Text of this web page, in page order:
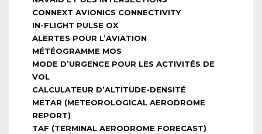
CONNEXT AVIONICS CONNECTIVITY
IN-FLIGHT PULSE OX
ALERTES POUR L’AVIATION
MÉTÉOGRAMME MOS
MODE D’URGENCE POUR LES ACTIVITÉS DE
VOL
CALCULATEUR D’ALTITUDE-DENSITÉ
METAR (METEOROLOGICAL AERODROME
REPORT)
TAF (TERMINAL AERODROME FORECAST)